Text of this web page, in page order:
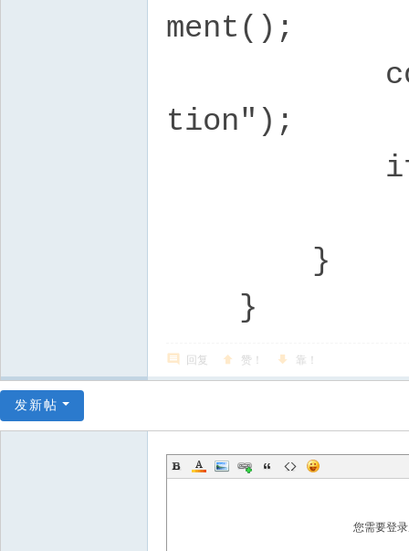
ment();
const
tion");
if
}
}
回复 赞！ 靠！
发新帖
您需要登